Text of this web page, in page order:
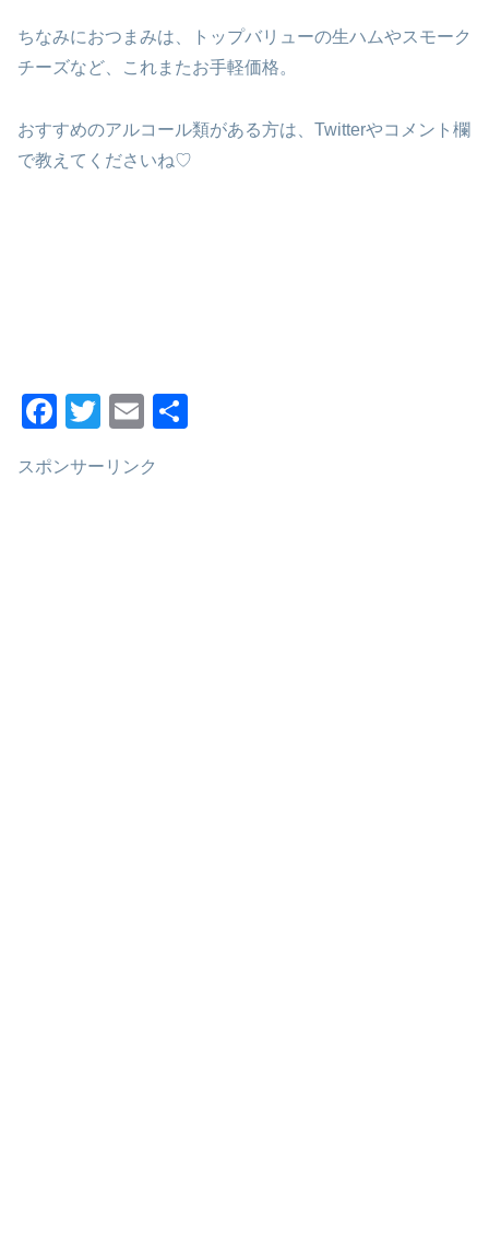
ちなみにおつまみは、トップバリューの生ハムやスモーク
チーズなど、これまたお手軽価格。
おすすめのアルコール類がある方は、Twitterやコメント欄
で教えてくださいね♡
F
c
T
tt
E
ail
スポンサーリンク